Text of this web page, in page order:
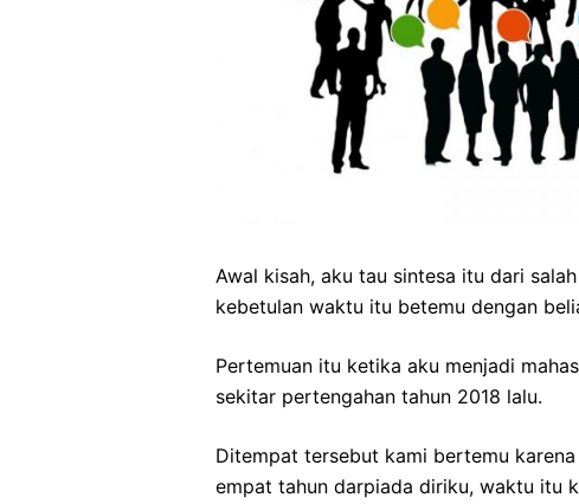
Awal kisah, aku tau sintesa itu dari
kebetulan waktu itu betemu dengan
Pertemuan itu ketika aku menjadi
sekitar pertengahan tahun 2018 lalu.
Ditempat tersebut kami bertemu
empat tahun darpiada diriku, waktu itu